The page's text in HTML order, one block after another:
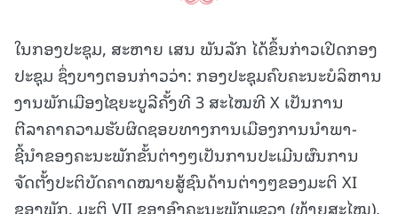
ໃນກອງປະຊຸມ, ສະຫາຍ ເສນ ພັນລັກ ໄດ້ຂຶ້ນກ່າວເປີດກອງ
ປະຊຸມ ຊຶ່ງບາງຕອນກ່າວວ່າ: ກອງປະຊຸມຄົບຄະນະບໍລິຫານ
ງານພັກເມືອງໄຊຍະບູລີຄັ້ງທີ 3 ສະໄໝທີ X ເປັນການ
ຕີລາຄາຄວາມຮັບຜິດຊອບທາງການເມືອງການນຳພາ-
ຊີ້ນຳຂອງຄະນະພັກຂັ້ນຕ່າງໆເປັນການປະເມີນຜົນການ
ຈັດຕັ້ງປະຕິບັດຄາດໝາຍສູ້ຊົນດ້ານຕ່າງໆຂອງມະຕິ XI
ຂອງພັກ, ມະຕິ VII ຂອງອົງຄະນະພັກແຂວງ (ທ້າຍສະໄໝ),